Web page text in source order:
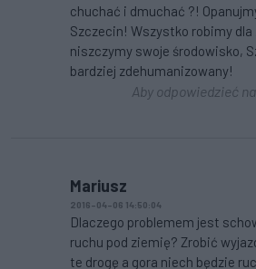
chuchać i dmuchać ?!
Szczecin! Wszystko robimy
niszczymy swoje środowisko,
bardziej zdehumanizowany!
Aby odpowiedzieć
Mariusz
2016-04-06 14:50:04
Dlaczego problemem jest
ruchu pod ziemię? Zrobić
te drogę a gora niech będzie